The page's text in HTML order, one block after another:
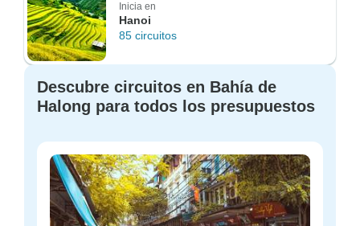
Inicia en
Hanoi
85 circuitos
Descubre circuitos en Bahía de
Halong para todos los presupuestos